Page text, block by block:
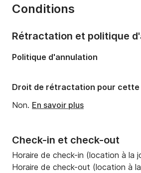
Capacité à bord:
Conditions
Check-in et check-out
Horaire de check-in (location à la
Horaire de check-out (location à
Rétractation et politique
Politique d'annulation
Droit de rétractation pour cette
Non. En savoir plus